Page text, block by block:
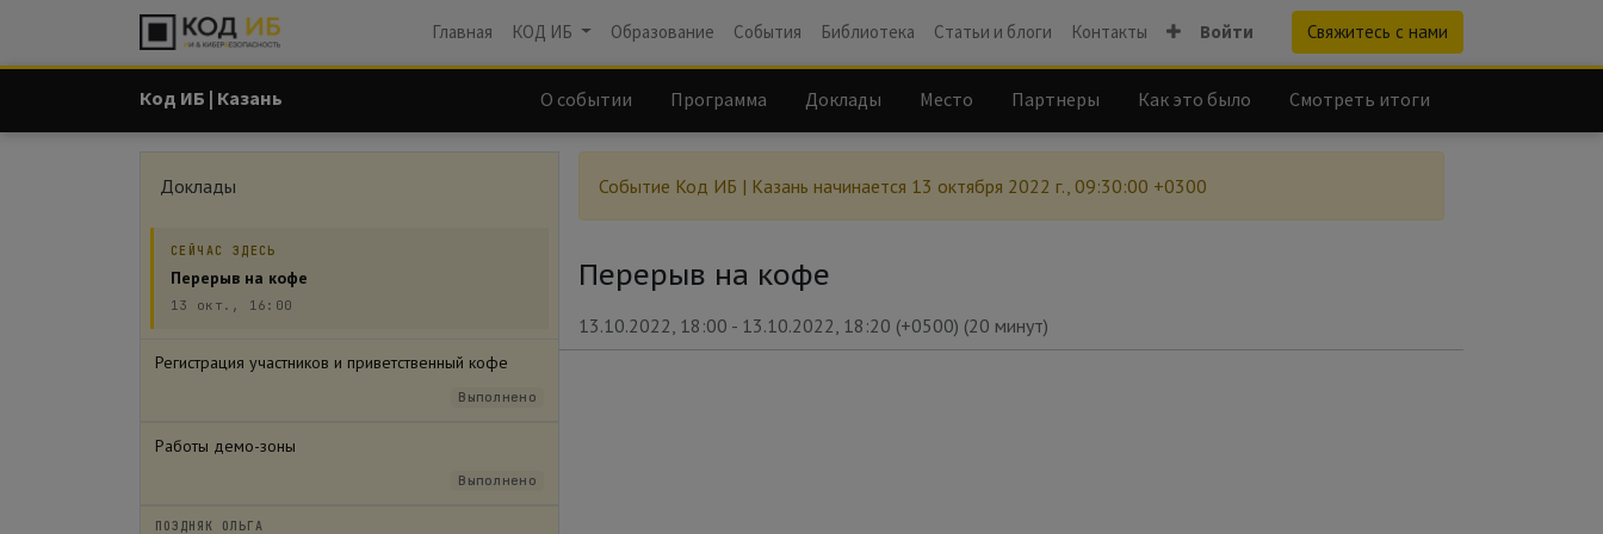
Главная КОД ИБ Образование События Библиотека Статьи и блоги Контакты Войти Свяжитесь с нами
Код ИБ | Казань О событии Программа Доклады Место Партнеры Как это было Смотреть итоги
Доклады
СЕЙЧАС ЗДЕСЬ
Перерыв на кофе
13 окт., 16:00
Регистрация участников и приветственный кофе
Выполнено
Работы демо-зоны
Выполнено
ПОЗДНЯК ОЛЬГА
Событие Код ИБ | Казань начинается 13 октября 2022 г., 09:30:00 +0300
Перерыв на кофе
13.10.2022, 18:00 - 13.10.2022, 18:20 (+0500) (20 минут)